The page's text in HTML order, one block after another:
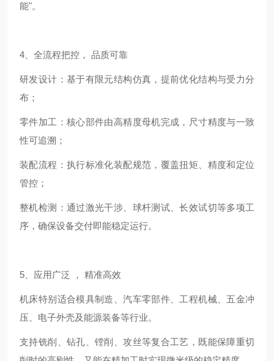
能"。
4、全流程把控， 品质可靠
研发设计：基于有限元结构仿真，提前优化结构与受力分
布；
零件加工：核心部件由高精度母机完成，尺寸精度与一致
性可追溯；
装配流程：执行标准化装配规范，覆盖扭矩、精度和定位
管控；
整机检测：通过激光干涉、球杆测试、长效试切等多项工
序，确保设备交付即能稳定运行。
5、应用广泛 ， 精准高效
机床特别适合模具制造、汽车零部件、工程机械、五金冲
压、电子外壳及能源装备等行业。
支持铣削、钻孔、镗削、攻丝等复合工艺，既能保障重切